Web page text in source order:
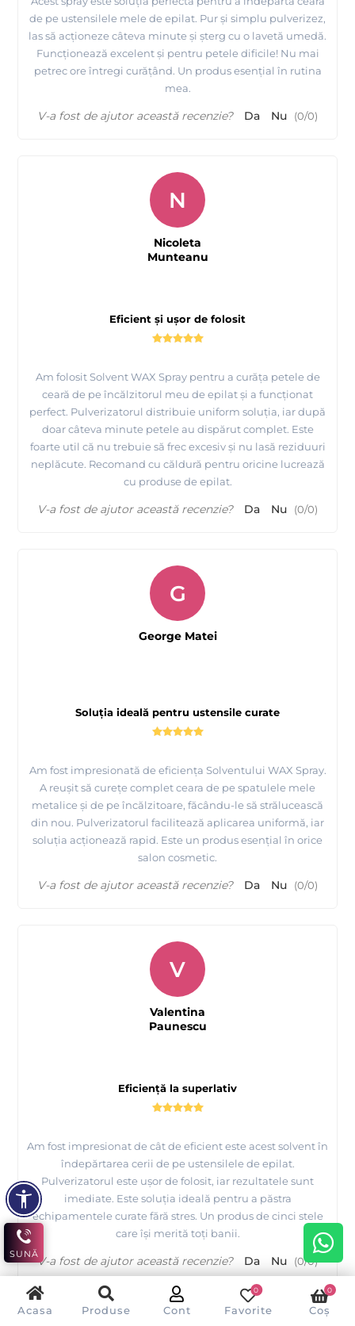
Acasa Produse Cont Favorite
0
Coș
0
de pe ustensilele mele de epilat. Pur și simplu pulverizez,
las să acționeze câteva minute și șterg cu o lavetă umedă.
Funcționează excelent și pentru petele dificile! Nu mai
petrec ore întregi curățând. Un produs esențial în rutina
mea.
V-a fost de ajutor această recenzie? Da Nu (0/0)
Eficient și ușor de folosit
Am folosit Solvent WAX Spray pentru a curăța petele de
ceară de pe încălzitorul meu de epilat și a funcționat
perfect. Pulverizatorul distribuie uniform soluția, iar după
doar câteva minute petele au dispărut complet. Este
foarte util că nu trebuie să frec excesiv și nu lasă reziduuri
neplăcute. Recomand cu căldură pentru oricine lucrează
cu produse de epilat.
N
Nicoleta
Munteanu
V-a fost de ajutor această recenzie? Da Nu (0/0)
Soluția ideală pentru ustensile curate
Am fost impresionată de eficiența Solventului WAX Spray.
A reușit să curețe complet ceara de pe spatulele mele
metalice și de pe încălzitoare, făcându-le să strălucească
din nou. Pulverizatorul facilitează aplicarea uniformă, iar
soluția acționează rapid. Este un produs esențial în orice
salon cosmetic.
G
George Matei
V-a fost de ajutor această recenzie? Da Nu (0/0)
Eficiență la superlativ
Am fost impresionat de cât de eficient este acest solvent în
îndepărtarea cerii de pe ustensilele de epilat.
Pulverizatorul este ușor de folosit, iar rezultatele sunt
imediate. Este soluția ideală pentru a păstra
echipamentele curate fără stres. Un produs de cinci stele
care își merită toți banii.
V
Valentina
Paunescu
V-a fost de ajutor această recenzie? Da Nu (0/0)
SUNĂ